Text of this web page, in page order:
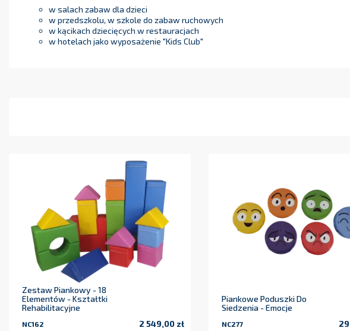
w salach zabaw dla dzieci
w przedszkolu, w szkole do zabaw ruchowych
w kącikach dziecięcych w restauracjach
w hotelach jako wyposażenie "Kids Club"
Zestaw Piankowy - 18
Elementów - Kształtki
Rehabilitacyjne
NC162 2 549,00 zł
Piankowe Poduszki Do
Siedzenia - Emocje
NC277